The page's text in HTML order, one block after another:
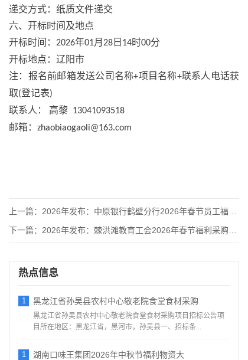
递交方式：纸质文件递交
六、开标时间及地点
开标时间： 2026年01月 28 日 14时00分
开标地点：辽阳市
注：报名前邮箱发送公司名称+项目名称+联系人电话获
取(登记表)
联系人： 高黎 13041093518
邮箱： zhaobiaogaoli@163.com
上一篇： 2026年发布：中原银行鹤壁分行2026年春节员工福利采购项
下一篇： 2026年发布：棘洪滩教育工会2026年春节福利采购项目
热点信息
1 黑龙江省孙吴县农村中心敬老院食堂食材采购
黑龙江省孙吴县农村中心敬老院食堂食材采购项目招标公告项
目所在地区：黑龙江省，黑河市，孙吴县一、招标条...
1 湖南口味王集团2026年中秋节福利物资大